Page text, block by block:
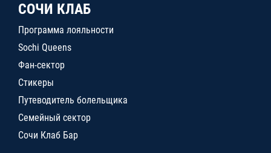
СОЧИ КЛАБ
Программа лояльности
Sochi Queens
Фан-сектор
Стикеры
Путеводитель болельщика
Семейный сектор
Сочи Клаб Бар